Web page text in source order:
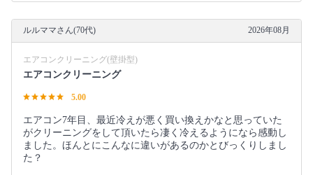
ルルママさん(70代) 2026年08月
エアコンクリーニング(壁掛型)
エアコンクリーニング
5.00
エアコン7年目、最近冷えが悪く買い換えかなと思っていた
がクリーニングをして頂いたら凄く冷えるようになら感動し
ました。ほんとにこんなに違いがあるのかとびっくりしまし
た？